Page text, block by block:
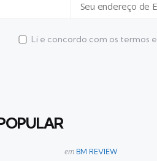
Li e concordo com os termos
Postado
em BM REVIEW